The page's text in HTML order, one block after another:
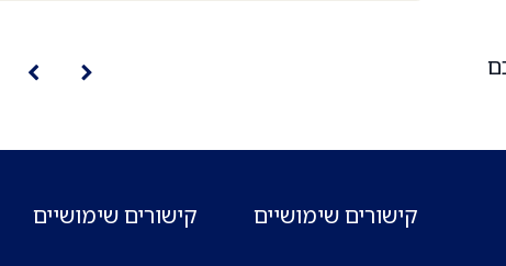
קישורים שימושיים קישורים שימושיים